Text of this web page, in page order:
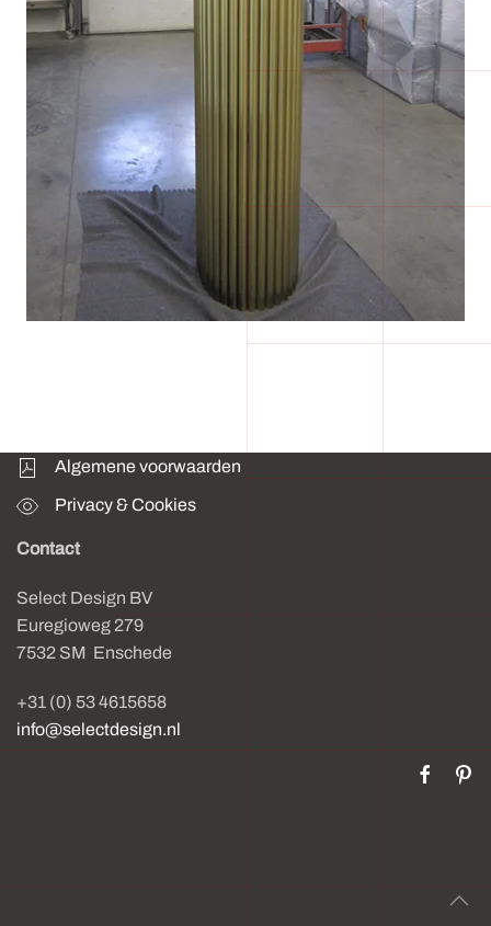
Algemene voorwaarden
Privacy & Cookies
Contact
Select Design BV
Euregioweg 279
7532 SM Enschede
+31 (0) 53 4615658
info@selectdesign.nl